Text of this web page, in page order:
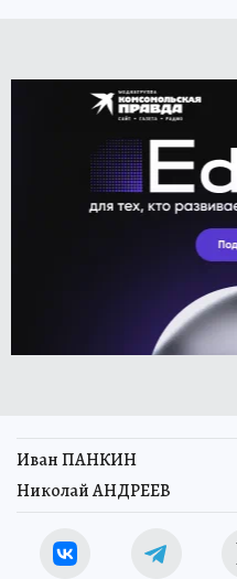
Иван ПАНКИН
Николай АНДРЕЕВ